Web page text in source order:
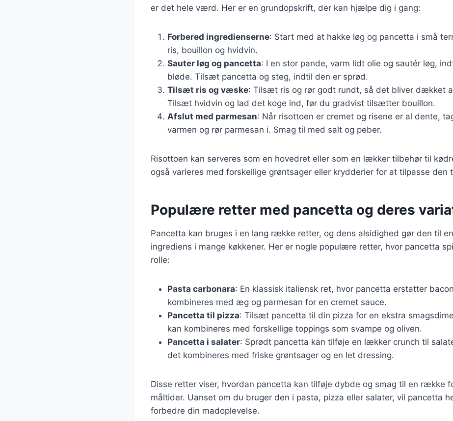
er det hele værd. Her er en grundopskrift, der kan hjælpe dig i gang:
Forbered ingredienserne: Start med at hakke løg og pancetta i små
ris, bouillon og hvidvin.
Sauter løg og pancetta: I en stor pande, varm lidt olie og sautér løg,
bløde. Tilsæt pancetta og steg, indtil den er sprød.
Tilsæt ris og væske: Tilsæt ris og rør godt rundt, så det bliver dækket
Tilsæt hvidvin og lad det koge ind, før du gradvist tilsætter bouillon.
Afslut med parmesan: Når risottoen er cremet og risene er al dente,
varmen og rør parmesan i. Smag til med salt og peber.
Risottoen kan serveres som en hovedret eller som en lækker tilbehør til
også varieres med forskellige grøntsager eller krydderier for at tilpasse den
Populære retter med pancetta og deres
Pancetta kan bruges i en lang række retter, og dens alsidighed gør den til
ingrediens i mange køkkener. Her er nogle populære retter, hvor pancetta
rolle:
Pasta carbonara: En klassisk italiensk ret, hvor pancetta erstatter
kombineres med æg og parmesan for en cremet sauce.
Pancetta til pizza: Tilsæt pancetta til din pizza for en ekstra
kan kombineres med forskellige toppings som svampe og oliven.
Pancetta i salater: Sprødt pancetta kan tilføje en lækker crunch til
det kombineres med friske grøntsager og en let dressing.
Disse retter viser, hvordan pancetta kan tilføje dybde og smag til en række
måltider. Uanset om du bruger den i pasta, pizza eller salater, vil pancetta
forbedre din madoplevelse.